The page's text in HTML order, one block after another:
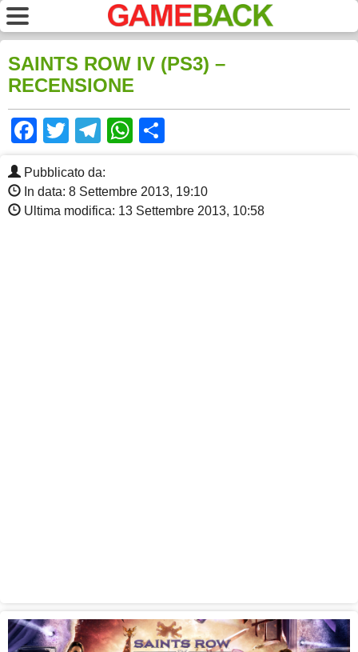
SAINTS ROW IV (PS3) –
RECENSIONE
Facebook
TwitterTelegram
WhatsApp
Pubblicato da:
In data: 8 Settembre 2013, 19:10
Ultima modifica: 13 Settembre 2013, 10:58